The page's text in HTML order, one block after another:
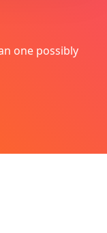
one possibly